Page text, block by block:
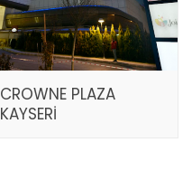
CROWNE PLAZA
KAYSERİ